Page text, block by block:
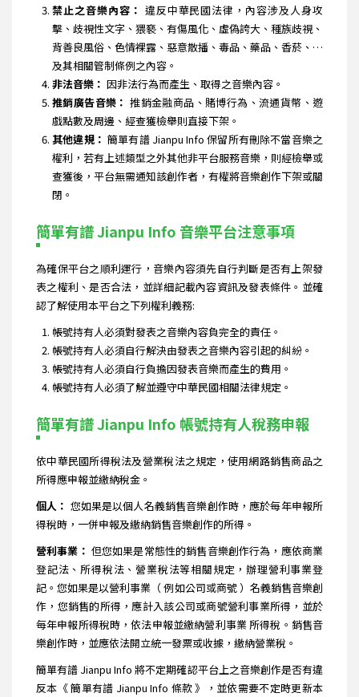
禁止之音樂內容： 違反中華民國法律，內容涉及人身攻
擊、歧視性文字、猥褻、有傷風化、虛偽誇大、種族歧視、
背善良風俗、色情裸露、惡意散播、毒品、藥品、香菸、…
及其相關管制條例之內容。
非法音樂： 因非法行為而產生、取得之音樂內容。
推銷廣告音樂： 推銷金融商品、賭博行為、流通貨幣、遊
戲點數及周邊、經查獲檢舉則直接下架。
其他違規： 簡單有譜 Jianpu Info 保留所有刪除不當音樂之
權利，若有上述類型之外其他非平台服務音樂，則經檢舉或
查獲後，平台無需通知該創作者，有權將音樂創作下架或關
閉。
簡單有譜 Jianpu Info 音樂平台注意事項
為確保平台之順利運行，音樂內容須先自行判斷是否有上架發
表之權利、是否合法，並詳細記載內容資訊及發表條件。並確
認了解使用本平台之下列權利義務:
帳號持有人必須對發表之音樂內容負完全的責任。
帳號持有人必須自行解決由發表之音樂內容引起的糾紛。
帳號持有人必須自行負擔因發表音樂而產生的費用。
帳號持有人必須了解並遵守中華民國相關法律規定。
簡單有譜 Jianpu Info 帳號持有人稅務申報
依中華民國所得稅法及營業稅法之規定，使用網路銷售商品之
所得應申報並繳納稅金。
個人： 您如果是以個人名義銷售音樂創作時，應於每年申報所
得稅時，一併申報及繳納銷售音樂創作的所得。
營利事業： 但您如果是常態性的銷售音樂創作行為，應依商業
登記法、所得稅法、營業稅法等相關規定，辦理營利事業登
記。您如果是以營利事業（ 例如公司或商號 ）名義銷售音樂創
作，您銷售的所得，應計入該公司或商號營利事業所得，並於
每年申報所得稅時，依法申報並繳納營利事業 所得稅。銷售音
樂創作時，並應依法開立統一發票或收據，繳納營業稅。
簡單有譜 Jianpu Info 將不定期確認平台上之音樂創作是否有違
反本《 簡單有譜 Jianpu Info 條款 》，並依需要不定時更新本